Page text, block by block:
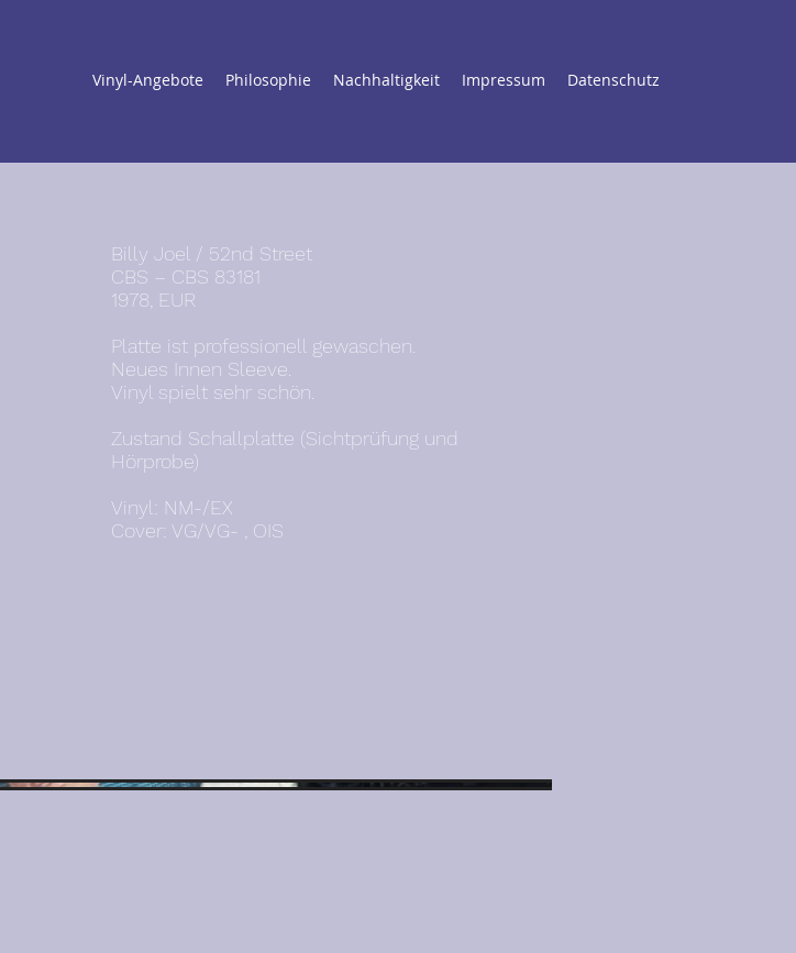
Vinyl-Angebote Philosophie Nachhaltigkeit Impressum Datenschutz
Billy Joel / 52nd Street
CBS – CBS 83181
1978, EUR
Platte ist professionell gewaschen.
Neues Innen Sleeve.
Vinyl spielt sehr schön.
Zustand Schallplatte (Sichtprüfung und
Hörprobe)
Vinyl: NM-/EX
Cover: VG/VG- , OIS